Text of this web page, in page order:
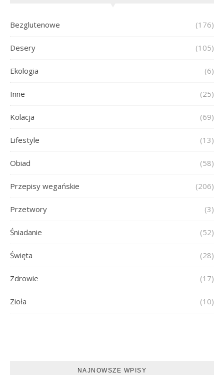
Bezglutenowe (176)
Desery (105)
Ekologia (6)
Inne (25)
Kolacja (69)
Lifestyle (13)
Obiad (58)
Przepisy wegańskie (206)
Przetwory (3)
Śniadanie (52)
Święta (28)
Zdrowie (17)
Zioła (10)
NAJNOWSZE WPISY